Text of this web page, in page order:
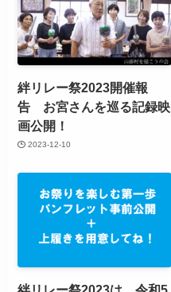
絆リレー祭2023開催報
告 お宮さんを巡る記録映
画公開！
2023-12-10